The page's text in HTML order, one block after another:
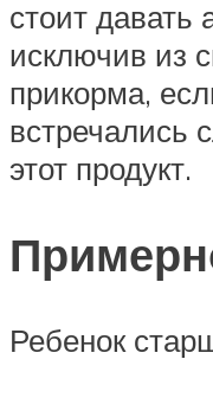
стоит давать
исключив из
прикорма,
встречались
этот продукт.
Ребенок